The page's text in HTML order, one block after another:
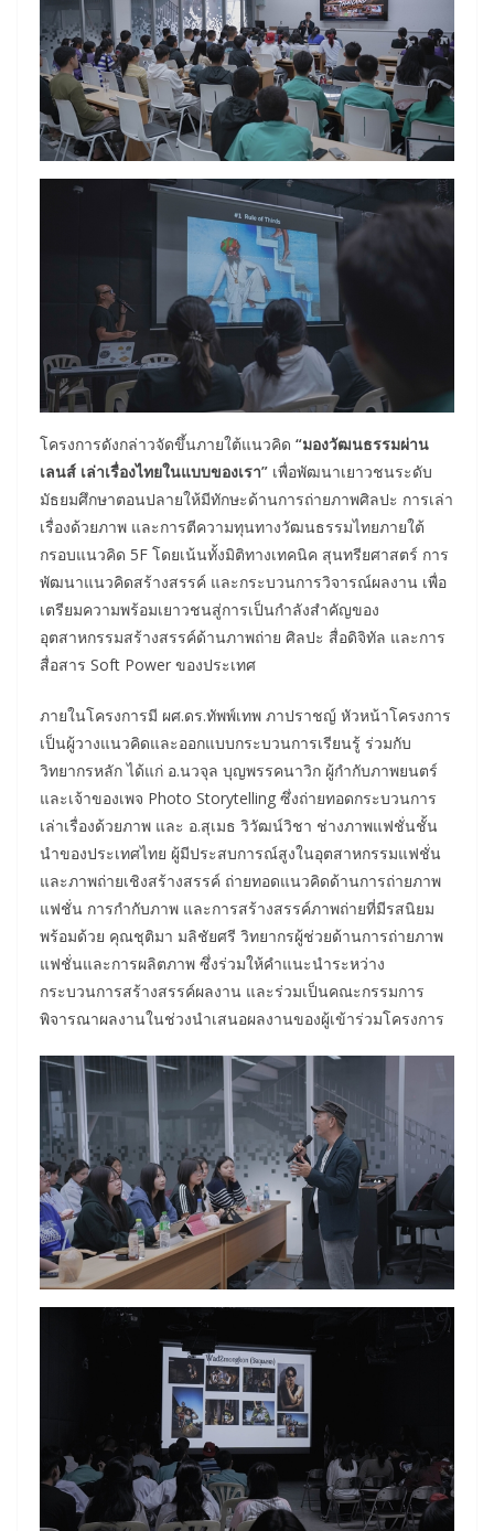
โครงการดังกล่าวจัดขึ้นภายใต้แนวคิด “มองวัฒนธรรมผ่าน
เลนส์ เล่าเรื่องไทยในแบบของเรา” เพื่อพัฒนาเยาวชนระดับ
มัธยมศึกษาตอนปลายให้มีทักษะด้านการถ่ายภาพศิลปะ การเล่า
เรื่องด้วยภาพ และการตีความทุนทางวัฒนธรรมไทยภายใต้
กรอบแนวคิด 5F โดยเน้นทั้งมิติทางเทคนิค สุนทรียศาสตร์ การ
พัฒนาแนวคิดสร้างสรรค์ และกระบวนการวิจารณ์ผลงาน เพื่อ
เตรียมความพร้อมเยาวชนสู่การเป็นกำลังสำคัญของ
อุตสาหกรรมสร้างสรรค์ด้านภาพถ่าย ศิลปะ สื่อดิจิทัล และการ
สื่อสาร Soft Power ของประเทศ
ภายในโครงการมี ผศ.ดร.ทัพพ์เทพ ภาปราชญ์ หัวหน้าโครงการ
เป็นผู้วางแนวคิดและออกแบบกระบวนการเรียนรู้ ร่วมกับ
วิทยากรหลัก ได้แก่ อ.นวจุล บุญพรรคนาวิก ผู้กำกับภาพยนตร์
และเจ้าของเพจ Photo Storytelling ซึ่งถ่ายทอดกระบวนการ
เล่าเรื่องด้วยภาพ และ อ.สุเมธ วิวัฒน์วิชา ช่างภาพแฟชั่นชั้น
นำของประเทศไทย ผู้มีประสบการณ์สูงในอุตสาหกรรมแฟชั่น
และภาพถ่ายเชิงสร้างสรรค์ ถ่ายทอดแนวคิดด้านการถ่ายภาพ
แฟชั่น การกำกับภาพ และการสร้างสรรค์ภาพถ่ายที่มีรสนิยม
พร้อมด้วย คุณชุติมา มลิชัยศรี วิทยากรผู้ช่วยด้านการถ่ายภาพ
แฟชั่นและการผลิตภาพ ซึ่งร่วมให้คำแนะนำระหว่าง
กระบวนการสร้างสรรค์ผลงาน และร่วมเป็นคณะกรรมการ
พิจารณาผลงานในช่วงนำเสนอผลงานของผู้เข้าร่วมโครงการ